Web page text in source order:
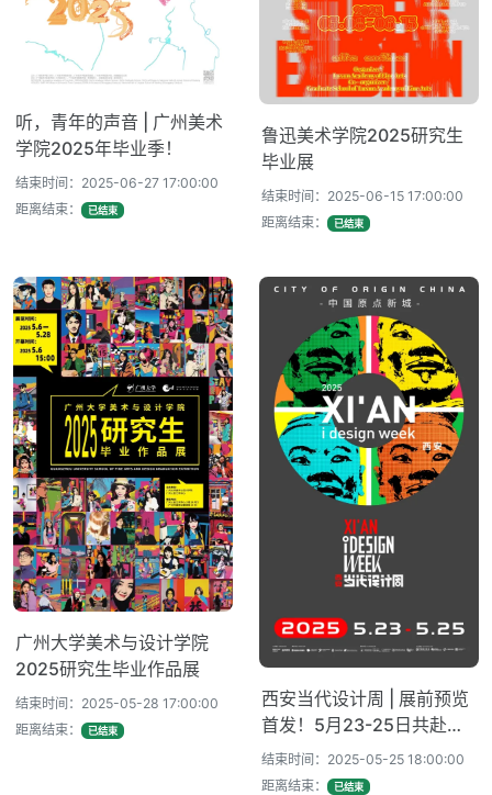
听，青年的声音 | 广州美术
学院2025年毕业季！
结束时间：2025-06-27 17:00:00
距离结束：
已结束
鲁迅美术学院2025研究生
毕业展
结束时间：2025-06-15 17:00:00
距离结束：
已结束
广州大学美术与设计学院
2025研究生毕业作品展
结束时间：2025-05-28 17:00:00
距离结束：
已结束
西安当代设计周 | 展前预览
首发！5月23-25日共赴西
部设计盛宴！
结束时间：2025-05-25 18:00:00
距离结束：
已结束